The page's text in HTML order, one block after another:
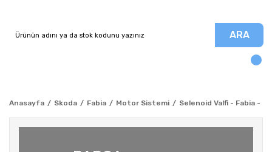
ARA
Anasayfa Skoda Fabia Motor Sistemi Selenoid Valfi - Fabia -